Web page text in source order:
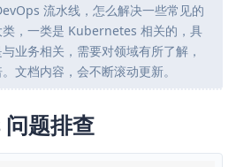
流水线，怎么解决一些常见的
，一类是 Kubernetes 相关的，具
业务相关，需要对领域有所了解，
文档内容，会不断滚动更新。
题排查